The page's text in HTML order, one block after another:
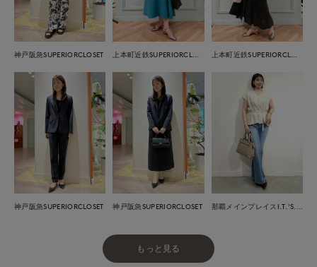
神戸阪急SUPERIORCLOSET
神戸阪急SUPERIORCLOSET 神戸阪急SUPERIORCLOSET
もっと見る